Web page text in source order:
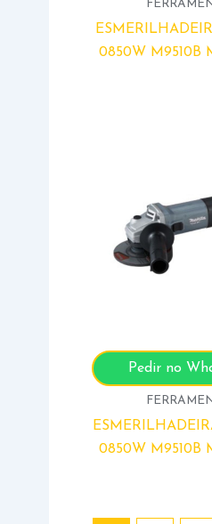
0850W M9510B
Pedir no
0850W M9510B